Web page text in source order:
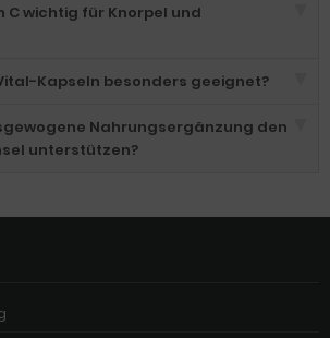
C wichtig für Knorpel und
Kapseln besonders geeignet?
Nahrungsergänzung den
unterstützen?